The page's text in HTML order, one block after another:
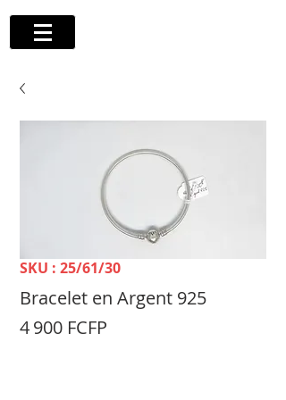
SKU : 25/61/30
Bracelet en Argent 925
4 900 FCFP